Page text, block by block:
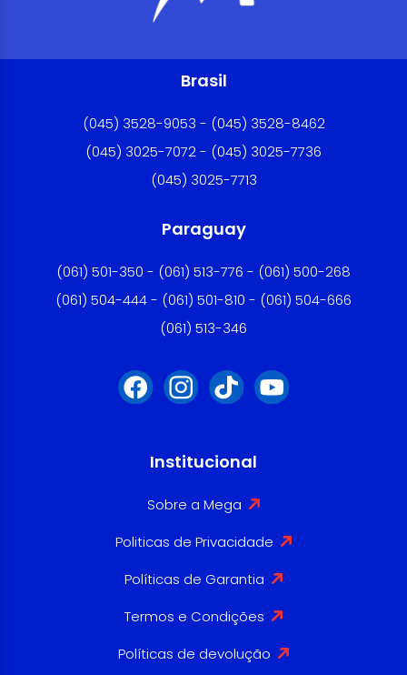
Brasil
(045) 3528-9053 - (045) 3528-8462
(045) 3025-7072 - (045) 3025-7736
(045) 3025-7713
Paraguay
(061) 501-350 - (061) 513-776 - (061) 500-268
(061) 504-444 - (061) 501-810 - (061) 504-666
(061) 513-346
Institucional
Sobre a Mega
Politicas de Privacidade
Políticas de Garantia
Termos e Condições
Políticas de devolução